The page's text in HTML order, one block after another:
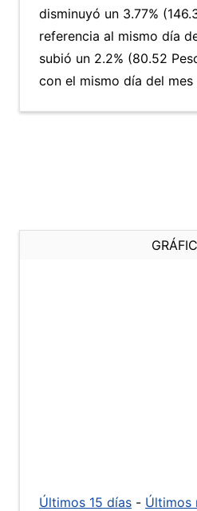
disminuyó un 3.77%
referencia al mismo día
subió un 2.2% (80.52
con el mismo día del mes
Últimos 15 días - Últimos